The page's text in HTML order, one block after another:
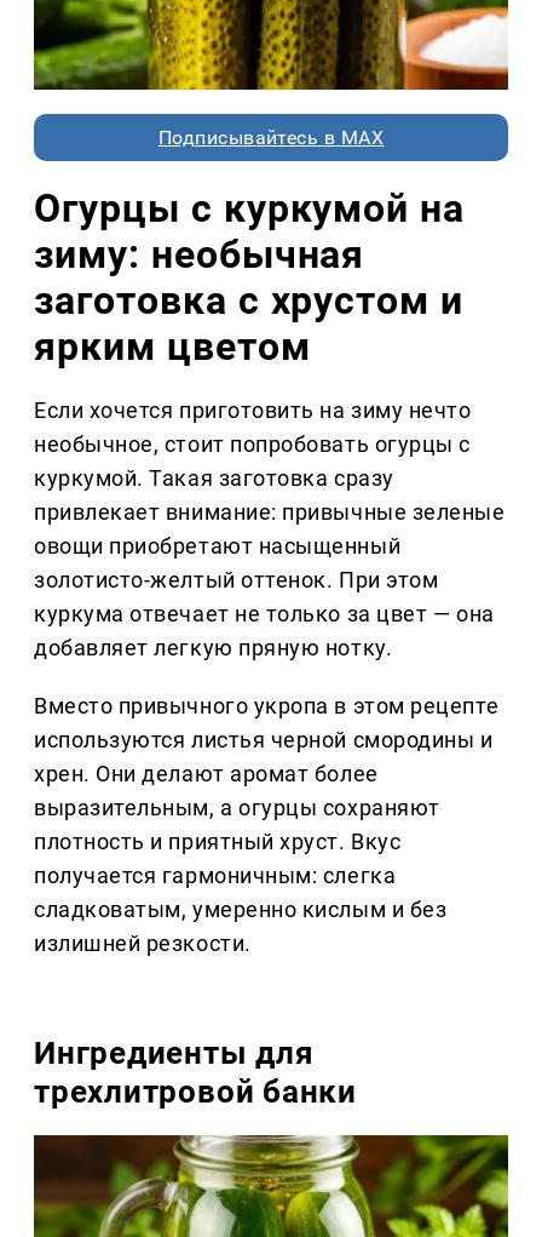
Подписывайтесь в MAX
Огурцы с куркумой на
зиму: необычная
заготовка с хрустом и
ярким цветом
Если хочется приготовить на зиму нечто
необычное, стоит попробовать огурцы с
куркумой. Такая заготовка сразу
привлекает внимание: привычные зеленые
овощи приобретают насыщенный
золотисто-желтый оттенок. При этом
куркума отвечает не только за цвет — она
добавляет легкую пряную нотку.
Вместо привычного укропа в этом рецепте
используются листья черной смородины и
хрен. Они делают аромат более
выразительным, а огурцы сохраняют
плотность и приятный хруст. Вкус
получается гармоничным: слегка
сладковатым, умеренно кислым и без
излишней резкости.
Ингредиенты для
трехлитровой банки